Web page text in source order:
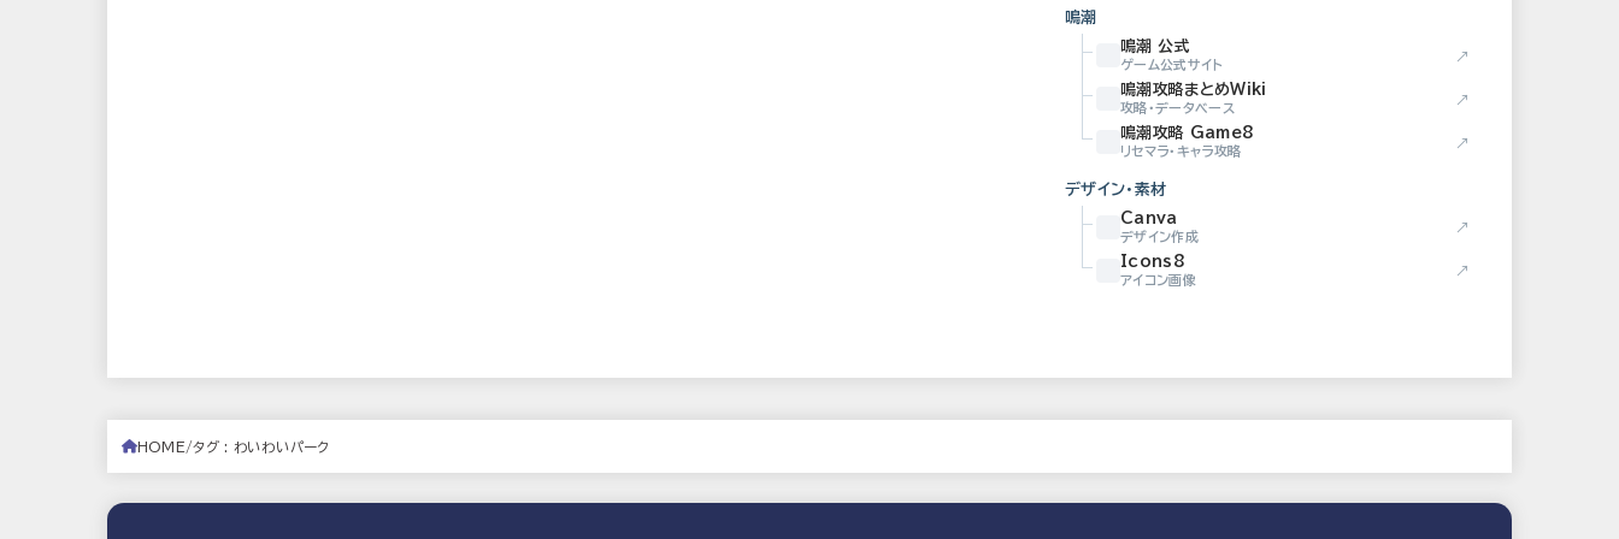
鳴潮
鳴潮 公式
ゲーム公式サイト
↗
鳴潮攻略まとめWiki
攻略・データベース
↗
鳴潮攻略 Game8
リセマラ・キャラ攻略
↗
デザイン・素材
Canva
デザイン作成
↗
Icons8
アイコン画像
↗
HOME タグ : わいわいパーク